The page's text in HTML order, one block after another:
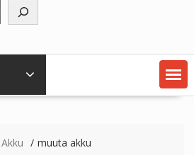
Akku muuta akku